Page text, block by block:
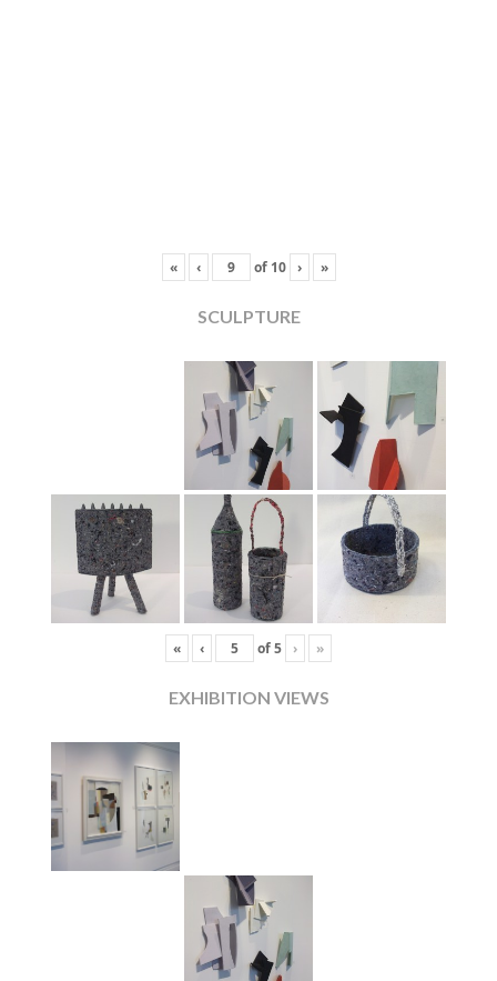
« ‹ of 10 › »
SCULPTURE
« ‹ of5 › »
EXHIBITION VIEWS